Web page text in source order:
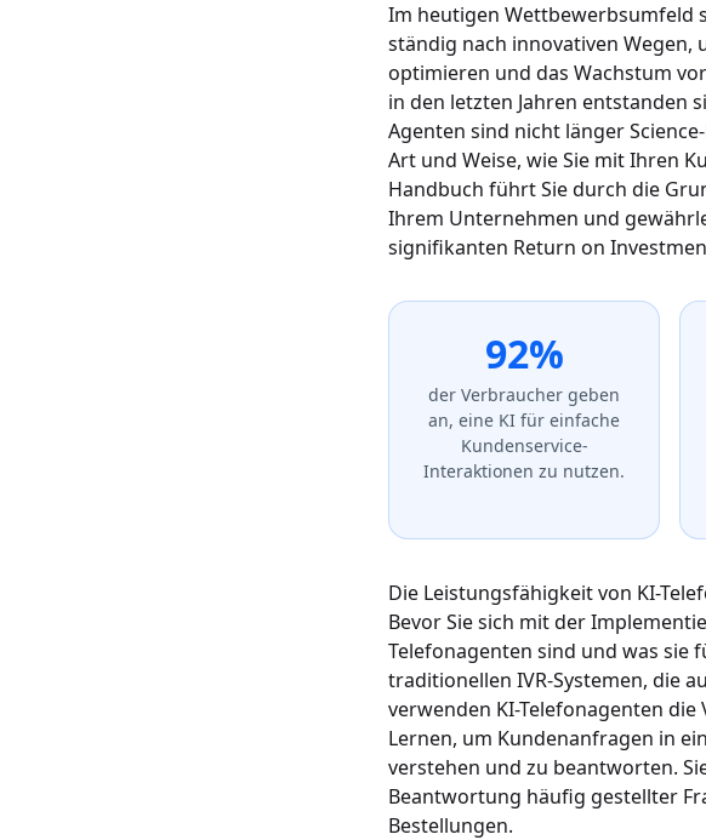
Im heutigen Wettbewerbsumfeld
ständig nach innovativen Wegen,
optimieren und das Wachstum
in den letzten Jahren entstanden
Agenten sind nicht länger
Art und Weise, wie Sie mit Ihren
Handbuch führt Sie durch die
Ihrem Unternehmen und
signifikanten Return on
92%
der Verbraucher geben
an, eine KI für einfache
Kundenservice-
Interaktionen zu nutzen.
Die Leistungsfähigkeit von KI-
Bevor Sie sich mit der
Telefonagenten sind und was sie
traditionellen IVR-Systemen, die
verwenden KI-Telefonagenten
Lernen, um Kundenanfragen in
verstehen und zu beantworten.
Beantwortung häufig gestellter
Bestellungen.